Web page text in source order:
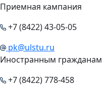
Приемная кампания
+7 (8422) 43-05-05
pk@ulstu.ru
Иностранным гражданам
+7 (8422) 778-458